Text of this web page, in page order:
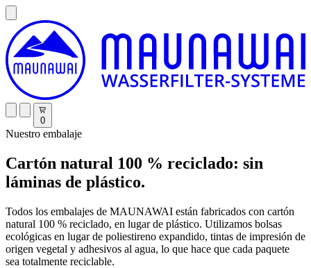
0
Nuestro embalaje
Cartón natural 100 % reciclado: sin
láminas de plástico.
Todos los embalajes de MAUNAWAI están fabricados con cartón
natural 100 % reciclado, en lugar de plástico. Utilizamos bolsas
ecológicas en lugar de poliestireno expandido, tintas de impresión de
origen vegetal y adhesivos al agua, lo que hace que cada paquete
sea totalmente reciclable.